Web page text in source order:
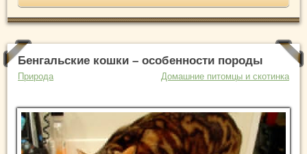
Бенгальские кошки – особенности породы
Природа Домашние питомцы и скотинка